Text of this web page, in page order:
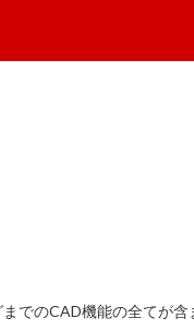
でのCAD機能の全てが含